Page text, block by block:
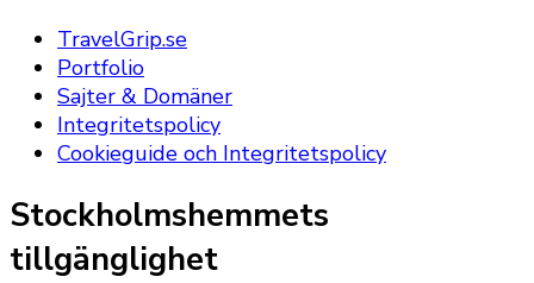
TravelGrip.se
Portfolio
Sajter & Domäner
Integritetspolicy
Cookieguide och Integritetspolicy
Stockholmshemmets
tillgänglighet